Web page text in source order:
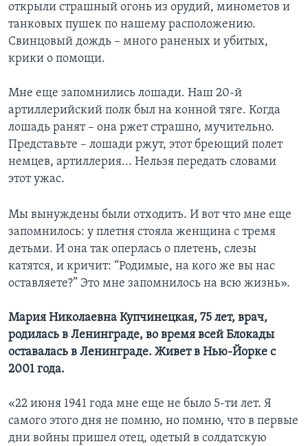
открыли страшный огонь из орудий, минометов и
танковых пушек по нашему расположению.
Свинцовый дождь – много раненых и убитых,
крики о помощи.
Мне еще запомнились лошади. Наш 20-й
артиллерийский полк был на конной тяге. Когда
лошадь ранят – она ржет страшно, мучительно.
Представьте – лошади ржут, этот бреющий полет
немцев, артиллерия... Нельзя передать словами
этот ужас.
Мы вынуждены были отходить. И вот что мне еще
запомнилось: у плетня стояла женщина с тремя
детьми. И она так оперлась о плетень, слезы
катятся, и кричит: “Родимые, на кого же вы нас
оставляете?” Это мне запомнилось на всю жизнь».
Мария Николаевна Купчинецкая, 75 лет, врач,
родилась в Ленинграде, во время всей Блокады
оставалась в Ленинграде. Живет в Нью-Йорке с
2001 года.
«22 июня 1941 года мне еще не было 5-ти лет. Я
самого этого дня не помню, но помню, что в первые
дни войны пришел отец, одетый в солдатскую